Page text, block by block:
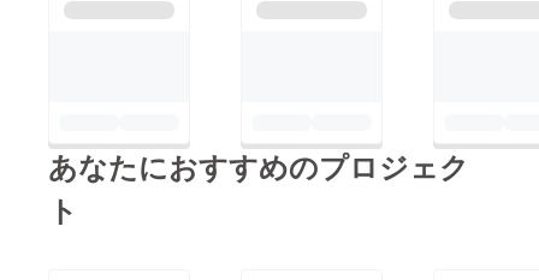
あなたにおすすめのプロジェク
ト